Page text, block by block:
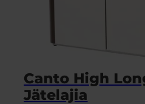
Canto High
Jätelajia